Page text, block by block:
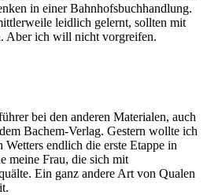
in einer Bahnhofsbuchhandlung.
leidlich gelernt, sollten mit
Aber ich will nicht vorgreifen.
bei den anderen Materialen, auch
Bachem-Verlag. Gestern wollte ich
Wetters endlich die erste Etappe in
meine Frau, die sich mit
Ein ganz andere Art von Qualen